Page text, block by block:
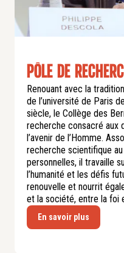
Pôle de
Renouant avec la
de l’université de Paris
siècle, le Collège des
recherche consacré aux
l’avenir de l’Homme.
recherche scientifique
personnelles, il travaille
l’humanité et les défis
renouvelle et nourrit
et la société, entre la foi
En savoir plus